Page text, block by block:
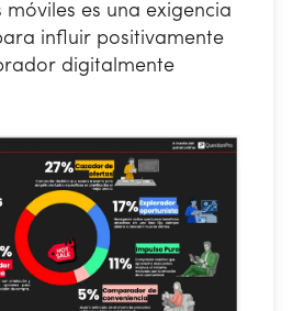
móviles es una exigencia
influir positivamente
digitalmente